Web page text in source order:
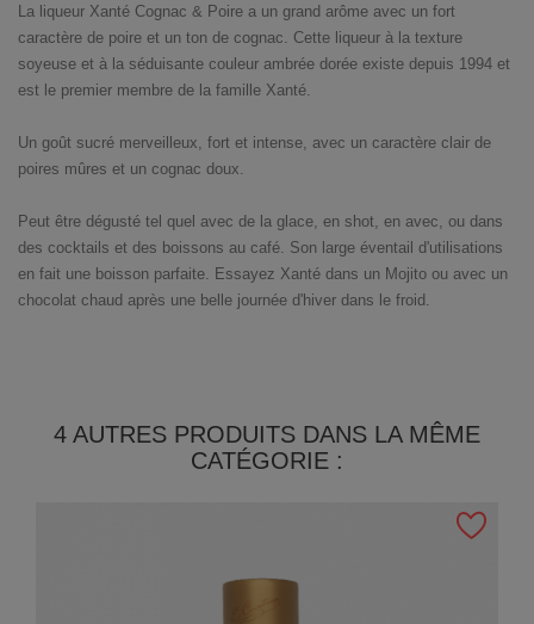
La liqueur Xanté Cognac & Poire a un grand arôme avec un fort
caractère de poire et un ton de cognac. Cette liqueur à la texture
soyeuse et à la séduisante couleur ambrée dorée existe depuis 1994 et
est le premier membre de la famille Xanté.
Un goût sucré merveilleux, fort et intense, avec un caractère clair de
poires mûres et un cognac doux.
Peut être dégusté tel quel avec de la glace, en shot, en avec, ou dans
des cocktails et des boissons au café. Son large éventail d'utilisations
en fait une boisson parfaite. Essayez Xanté dans un Mojito ou avec un
chocolat chaud après une belle journée d'hiver dans le froid.
4 AUTRES PRODUITS DANS LA MÊME
CATÉGORIE :